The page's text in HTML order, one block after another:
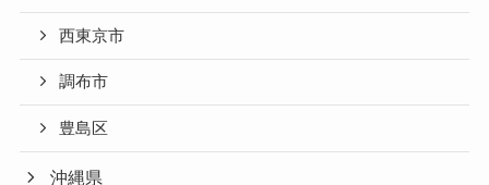
西東京市
調布市
豊島区
沖縄県